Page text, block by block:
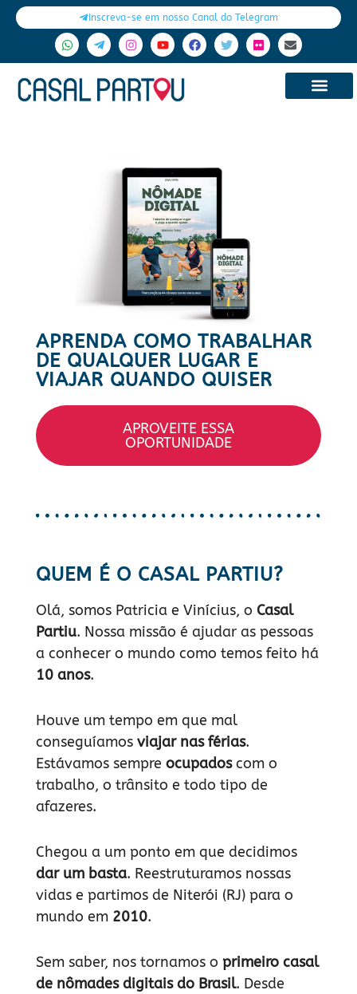
Inscreva-se em nosso Canal do Telegram
APRENDA COMO TRABALHAR
DE QUALQUER LUGAR E
VIAJAR QUANDO QUISER
APROVEITE ESSA
OPORTUNIDADE
QUEM É O CASAL PARTIU?
Olá, somos Patricia e Vinícius, o Casal
Partiu. Nossa missão é ajudar as pessoas
a conhecer o mundo como temos feito há
10 anos.
Houve um tempo em que mal
conseguíamos viajar nas férias.
Estávamos sempre ocupadoscom o
trabalho, o trânsito e todo tipo de
afazeres.
Chegou a um ponto em que decidimos
dar um basta. Reestruturamos nossas
vidas e partimos de Niterói (RJ) para o
mundo em 2010.
Sem saber, nos tornamos o primeiro casal
de nômades digitais do Brasil. Desde